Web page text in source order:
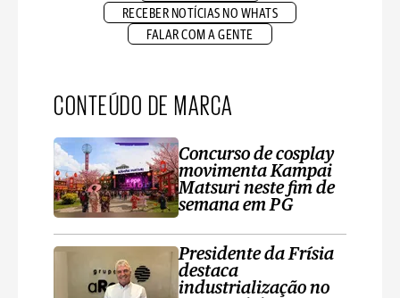
RECEBER NOTÍCIAS NO WHATS
FALAR COM A GENTE
CONTEÚDO DE MARCA
Concurso de cosplay
movimenta Kampai
Matsuri neste fim de
semana em PG
Presidente da Frísia
destaca
industrialização no